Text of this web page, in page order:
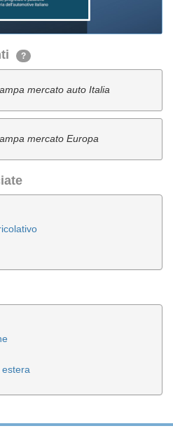
?
mercato auto Italia
mercato Europa